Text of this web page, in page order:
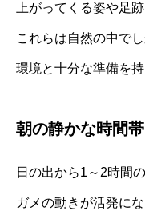
上がってくる姿や足
これらは自然の中で
環境と十分な準備を
朝の静かな時間
日の出から1～2時間
ガメの動きが活発に